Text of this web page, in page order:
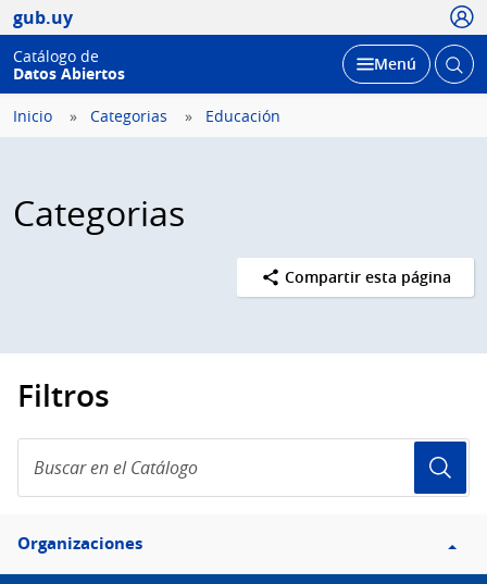
gub.uy
Catálogo de
Datos Abiertos
Desplegar
Menú Abrir
Inicio Categorias Educación
Categorias
Compartir esta página
Filtros
en
el
Filtro
Organizaciones
Organizaciones